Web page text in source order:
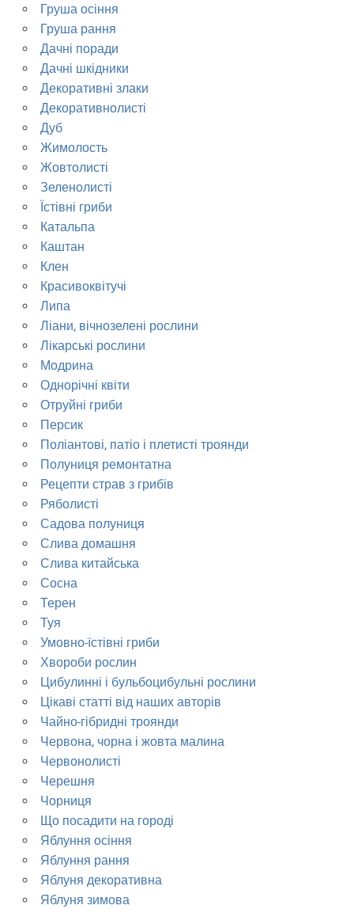
Груша осіння
Груша рання
Дачні поради
Дачні шкідники
Декоративні злаки
Декоративнолисті
Дуб
Жимолость
Жовтолисті
Зеленолисті
Їстівні гриби
Катальпа
Каштан
Клен
Красивоквітучі
Липа
Ліани, вічнозелені рослини
Лікарські рослини
Модрина
Однорічні квіти
Отруйні гриби
Персик
Поліантові, патіо і плетисті троянди
Полуниця ремонтатна
Рецепти страв з грибів
Ряболисті
Садова полуниця
Слива домашня
Слива китайська
Сосна
Терен
Туя
Умовно-їстівні гриби
Хвороби рослин
Цибулинні і бульбоцибульні рослини
Цікаві статті від наших авторів
Чайно-гібридні троянди
Червона, чорна і жовта малина
Червонолисті
Черешня
Чорниця
Що посадити на городі
Яблуння осіння
Яблуння рання
Яблуня декоративна
Яблуня зимова